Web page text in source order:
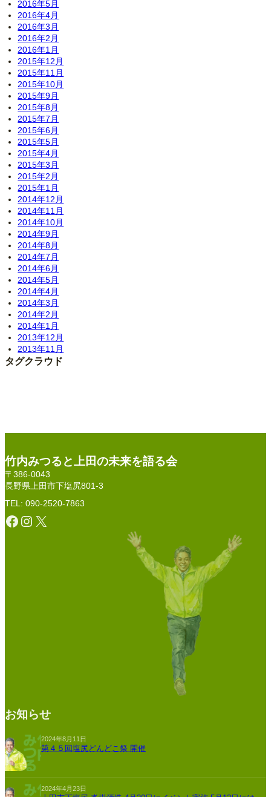
2016年5月
2016年4月
2016年3月
2016年2月
2016年1月
2015年12月
2015年11月
2015年10月
2015年9月
2015年8月
2015年7月
2015年6月
2015年5月
2015年4月
2015年3月
2015年2月
2015年1月
2014年12月
2014年11月
2014年10月
2014年9月
2014年8月
2014年7月
2014年6月
2014年5月
2014年4月
2014年3月
2014年2月
2014年1月
2013年12月
2013年11月
タグクラウド
竹内みつると上田の未来を語る会
〒386-0043
長野県上田市下塩尻801-3
TEL: 090-2520-7863
Facebook Instagram X
お知らせ
2024年8月11日
第４５回塩尻どんどこ祭 開催
2024年4月23日